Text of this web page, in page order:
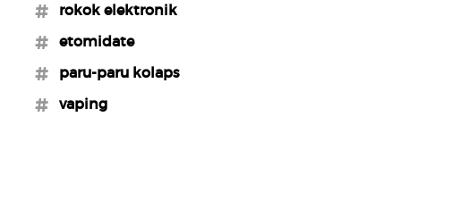
#rokok elektronik
#etomidate
#paru-paru kolaps
#vaping